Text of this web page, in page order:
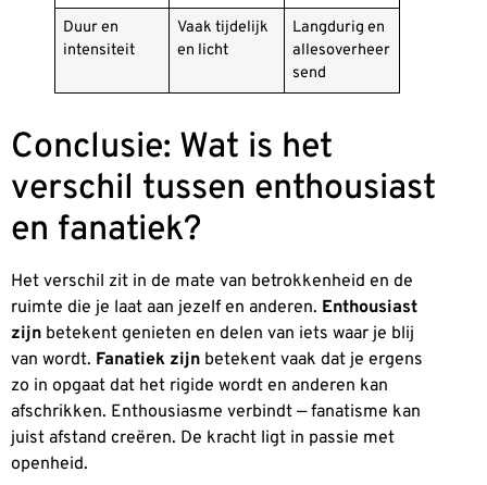
Duur en
intensiteit
Vaak tijdelijk
en licht
Langdurig en
allesoverheer
send
Conclusie: Wat is het
verschil tussen enthousiast
en fanatiek?
Het verschil zit in de mate van betrokkenheid en de
ruimte die je laat aan jezelf en anderen. Enthousiast
zijn betekent genieten en delen van iets waar je blij
van wordt. Fanatiek zijn betekent vaak dat je ergens
zo in opgaat dat het rigide wordt en anderen kan
afschrikken. Enthousiasme verbindt — fanatisme kan
juist afstand creëren. De kracht ligt in passie met
openheid.